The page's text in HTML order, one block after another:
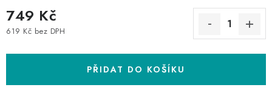
749 Kč
619 Kč bez DPH
PŘIDAT DO KOŠÍKU